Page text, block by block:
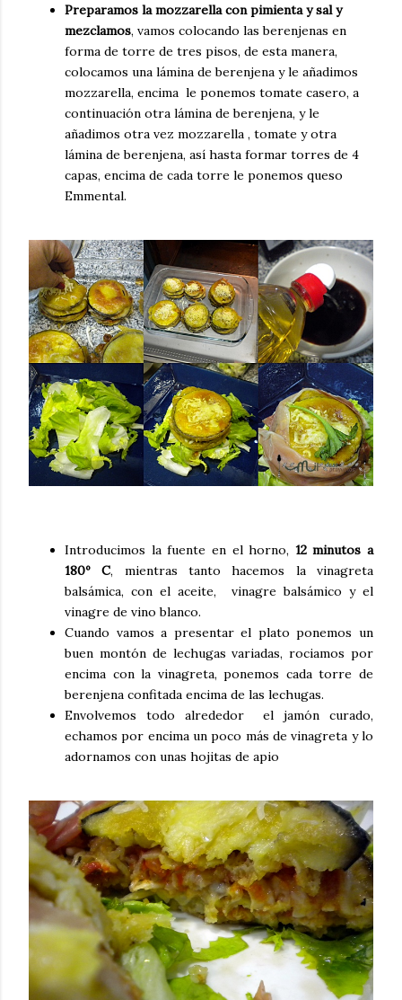
Preparamos la mozzarella con pimienta y sal y
mezclamos, vamos colocando las berenjenas en
forma de torre de tres pisos, de esta manera,
colocamos una lámina de berenjena y le añadimos
mozzarella, encima le ponemos tomate casero, a
continuación otra lámina de berenjena, y le
añadimos otra vez mozzarella , tomate y otra
lámina de berenjena, así hasta formar torres de 4
capas, encima de cada torre le ponemos queso
Emmental.
Introducimos la fuente en el horno, 12 minutos a
180º C, mientras tanto hacemos la vinagreta
balsámica, con el aceite, vinagre balsámico y el
vinagre de vino blanco.
Cuando vamos a presentar el plato ponemos un
buen montón de lechugas variadas, rociamos por
encima con la vinagreta, ponemos cada torre de
berenjena confitada encima de las lechugas.
Envolvemos todo alrededor el jamón curado,
echamos por encima un poco más de vinagreta y lo
adornamos con unas hojitas de apio